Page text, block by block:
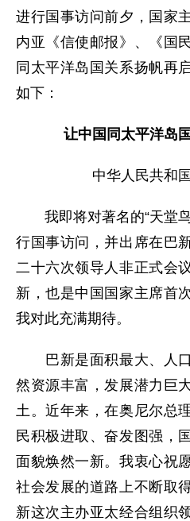
进行国事访问前夕，国家
内亚《信使邮报》、《国
同太平洋岛国关系扬帆再
如下：
让中国同太平洋岛
中华人民共和
我即将对著名的“天堂鸟
行国事访问，并出席在巴
二十六次领导人非正式会
新，也是中国国家主席首
我对此充满期待。
巴新是面积最大、人口
然资源丰富，发展潜力巨
土。近年来，在奥尼尔总
民积极进取、奋发图强，
面貌焕然一新。我衷心祝
社会发展的道路上不断取
新这次主办亚太经合组织